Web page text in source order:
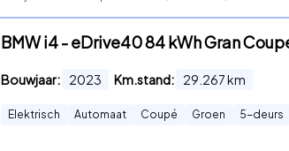
BMW i4 - eDrive40 84 kWh Gran
Bouwjaar: 2023 Km.stand: 29.267km
Elektrisch Automaat Coupé Groen 5-deurs